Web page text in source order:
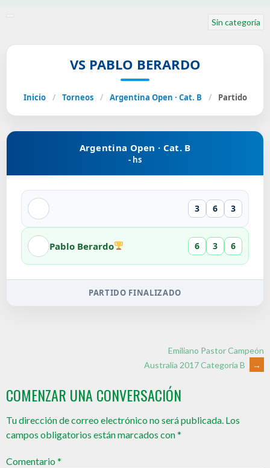
Sin categoría
VS PABLO BERARDO
Inicio / Torneos / Argentina Open · Cat. B / Partido
Argentina Open · Cat. B
- hs
3 6 3
Pablo Berardo 6 3 6
PARTIDO FINALIZADO
Emiliano Pastor Campeón
Australia 2017 Categoría B
→
COMENZAR UNA CONVERSACIÓN
Tu dirección de correo electrónico no será publicada. Los
campos obligatorios están marcados con*
Comentario*